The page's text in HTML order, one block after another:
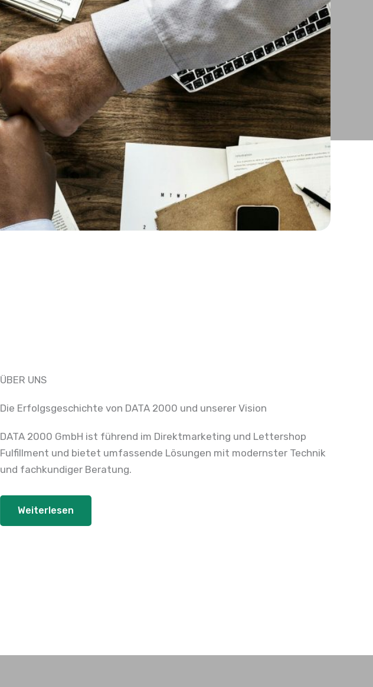
ÜBER UNS
Die Erfolgsgeschichte von DATA 2000 und unserer Vision
DATA 2000 GmbH ist führend im Direktmarketing und Lettershop
Fulfillment und bietet umfassende Lösungen mit modernster Technik
und fachkundiger Beratung.
Weiterlesen